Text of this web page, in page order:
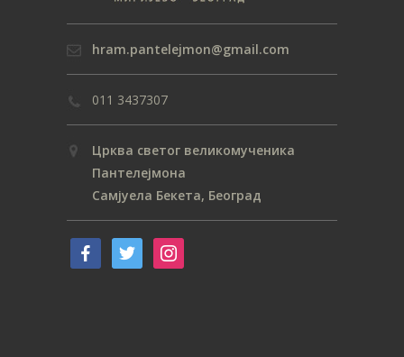
hram.pantelejmon@gmail.com
011 3437307
Црква светог великомученика
Пантелејмона
Самјуела Бекета, Београд